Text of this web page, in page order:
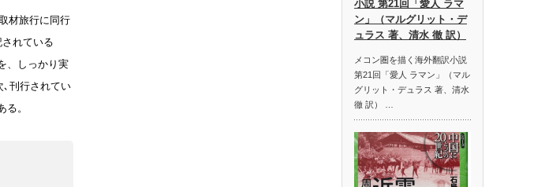
材旅行に同行
れている
、しっかり実
､刊行されてい
。
小説 第21回「愛人 ラマ
ン」（マルグリット・デ
ュラス 著、清水 徹 訳）
メコン圏を描く海外翻訳小説
第21回「愛人 ラマン」（マル
グリット・デュラス 著、清水
徹 訳） …